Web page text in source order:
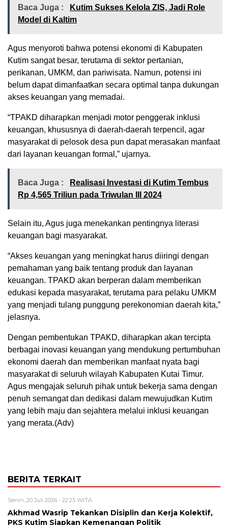
Baca Juga :
Kutim Sukses Kelola ZIS, Jadi Role
Model di Kaltim
Agus menyoroti bahwa potensi ekonomi di Kabupaten
Kutim sangat besar, terutama di sektor pertanian,
perikanan, UMKM, dan pariwisata. Namun, potensi ini
belum dapat dimanfaatkan secara optimal tanpa dukungan
akses keuangan yang memadai.
“TPAKD diharapkan menjadi motor penggerak inklusi
keuangan, khususnya di daerah-daerah terpencil, agar
masyarakat di pelosok desa pun dapat merasakan manfaat
dari layanan keuangan formal,” ujarnya.
Baca Juga :
Realisasi Investasi di Kutim Tembus
Rp 4,565 Triliun pada Triwulan III 2024
Selain itu, Agus juga menekankan pentingnya literasi
keuangan bagi masyarakat.
“Akses keuangan yang meningkat harus diiringi dengan
pemahaman yang baik tentang produk dan layanan
keuangan. TPAKD akan berperan dalam memberikan
edukasi kepada masyarakat, terutama para pelaku UMKM
yang menjadi tulang punggung perekonomian daerah kita,”
jelasnya.
Dengan pembentukan TPAKD, diharapkan akan tercipta
berbagai inovasi keuangan yang mendukung pertumbuhan
ekonomi daerah dan memberikan manfaat nyata bagi
masyarakat di seluruh wilayah Kabupaten Kutai Timur.
Agus mengajak seluruh pihak untuk bekerja sama dengan
penuh semangat dan dedikasi dalam mewujudkan Kutim
yang lebih maju dan sejahtera melalui inklusi keuangan
yang merata.(Adv)
BERITA TERKAIT
Senin, 20 Juli 2026 - 22:25 WITA
Akhmad Wasrip Tekankan Disiplin dan Kerja Kolektif,
PKS Kutim Siapkan Kemenangan Politik